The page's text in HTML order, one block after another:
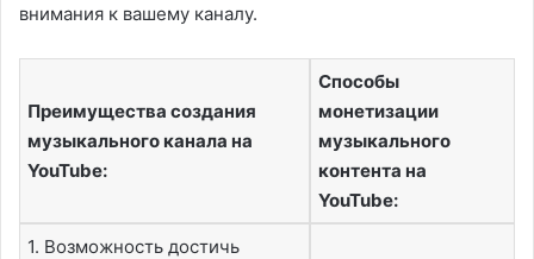
внимания к вашему каналу.
Преимущества создания
музыкального канала на
YouTube:
Способы
монетизации
музыкального
контента на
YouTube:
1. Возможность достичь